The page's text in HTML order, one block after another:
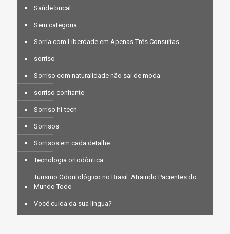
Saúde bucal
Sem categoria
Sorria com Liberdade em Apenas Três Consultas
sorriso
Sorriso com naturalidade não sai de moda
sorriso confiante
Sorriso hi-tech
Sorrisos
Sorrisos em cada detalhe
Tecnologia ortodôntica
Turismo Odontológico no Brasil: Atraindo Pacientes do
Mundo Todo
Você cuida da sua língua?